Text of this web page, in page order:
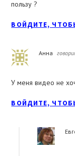
пользу ?
ВОЙДИТЕ,
Анна
У меня видео не
ВОЙДИТЕ,